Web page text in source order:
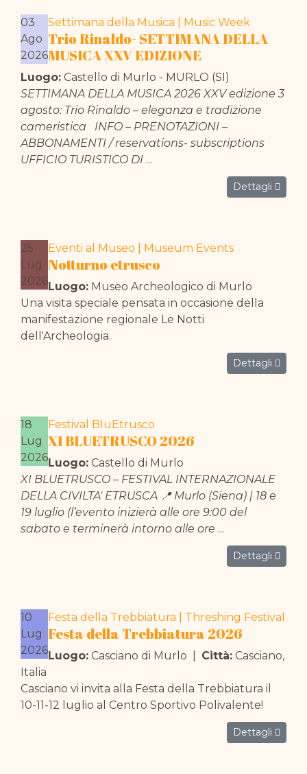
03
Ago
2026
Settimana della Musica | Music Week
Trio Rinaldo- SETTIMANA DELLA
MUSICA XXV EDIZIONE
Luogo: Castello di Murlo - MURLO (SI)
SETTIMANA DELLA MUSICA 2026 XXV edizione 3
agosto: Trio Rinaldo – eleganza e tradizione
cameristica INFO – PRENOTAZIONI –
ABBONAMENTI / reservations- subscriptions
UFFICIO TURISTICO DI ...
Dettagli
25
Lug
2026
Eventi al Museo | Museum Events
Notturno etrusco
Luogo: Museo Archeologico di Murlo
Una visita speciale pensata in occasione della
manifestazione regionale Le Notti
dell'Archeologia.
Dettagli
18
Lug
2026
Festival BluEtrusco
XI BLUETRUSCO 2026
Luogo: Castello di Murlo
XI BLUETRUSCO – FESTIVAL INTERNAZIONALE
DELLA CIVILTA' ETRUSCA 📍 Murlo (Siena) | 18 e
19 luglio (l’evento inizierà alle ore 9:00 del
sabato e terminerà intorno alle ore ...
Dettagli
10
Lug
2026
Festa della Trebbiatura | Threshing Festival
Festa della Trebbiatura 2026
Luogo: Casciano di Murlo Città: Casciano,
Italia
Casciano vi invita alla Festa della Trebbiatura il
10-11-12 luglio al Centro Sportivo Polivalente!
Dettagli